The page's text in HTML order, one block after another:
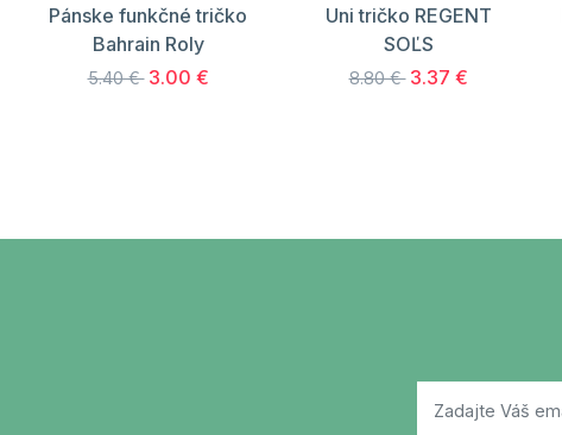
Pánske funkčné tričko
Bahrain Roly
5.40 € 3.00 €
Uni tričko REGENT
SOĽS
8.80 € 3.37 €